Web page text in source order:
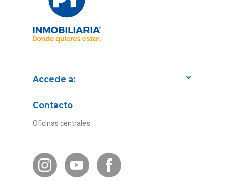
Accede a:
Bases Legales
¿Por qué invertir en PY?
Contacto
Oficinas centrales